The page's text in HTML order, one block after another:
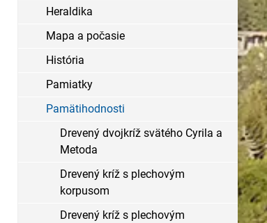
Heraldika
Mapa a počasie
História
Pamiatky
Pamätihodnosti
Drevený dvojkríž svätého Cyrila a
Metoda
Drevený kríž s plechovým
korpusom
Drevený kríž s plechovým